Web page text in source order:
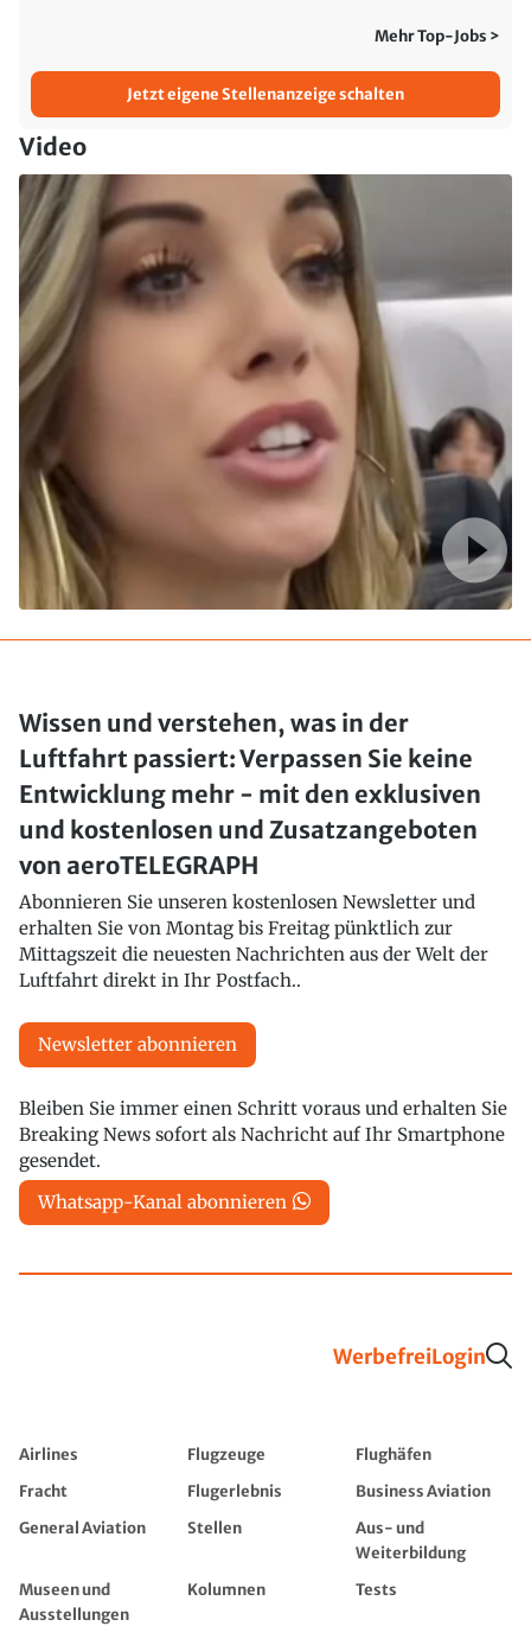
Mehr Top-Jobs >
Jetzt eigene Stellenanzeige schalten
Video
Wissen und verstehen, was in der
Luftfahrt passiert: Verpassen Sie keine
Entwicklung mehr - mit den exklusiven
und kostenlosen und Zusatzangeboten
von aeroTELEGRAPH
Abonnieren Sie unseren kostenlosen Newsletter und
erhalten Sie von Montag bis Freitag pünktlich zur
Mittagszeit die neuesten Nachrichten aus der Welt der
Luftfahrt direkt in Ihr Postfach..
Newsletter abonnieren
Bleiben Sie immer einen Schritt voraus und erhalten Sie
Breaking News sofort als Nachricht auf Ihr Smartphone
gesendet.
Whatsapp-Kanal abonnieren
WerbefreiLogin
Airlines Flugzeuge
Flughäfen
Fracht
Flugerlebnis
Business Aviation
General Aviation
Stellen
Aus- und
Weiterbildung
Museen und
Ausstellungen
Kolumnen Tests